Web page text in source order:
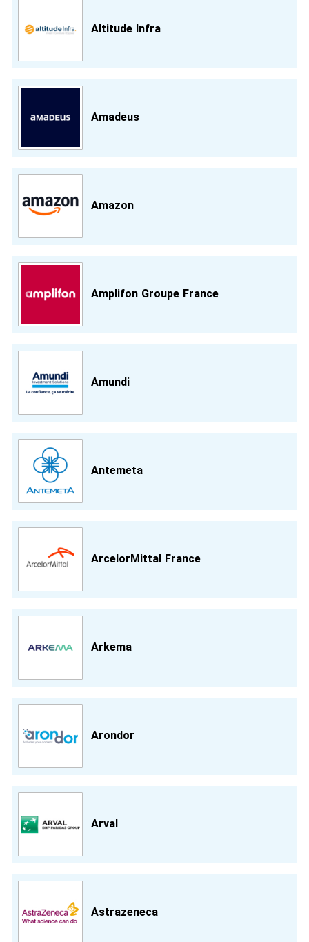
Altitude Infra
Amadeus
Amazon
Amplifon Groupe France
Amundi
Antemeta
ArcelorMittal France
Arkema
Arondor
Arval
Astrazeneca